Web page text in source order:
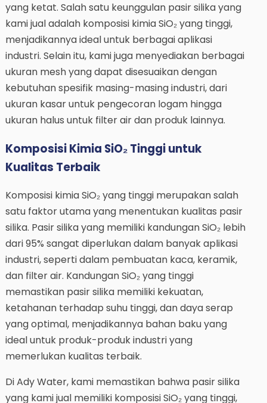
yang ketat. Salah satu keunggulan pasir silika yang
kami jual adalah komposisi kimia SiO₂ yang tinggi,
menjadikannya ideal untuk berbagai aplikasi
industri. Selain itu, kami juga menyediakan berbagai
ukuran mesh yang dapat disesuaikan dengan
kebutuhan spesifik masing-masing industri, dari
ukuran kasar untuk pengecoran logam hingga
ukuran halus untuk filter air dan produk lainnya.
Komposisi Kimia SiO₂ Tinggi untuk
Kualitas Terbaik
Komposisi kimia SiO₂ yang tinggi merupakan salah
satu faktor utama yang menentukan kualitas pasir
silika. Pasir silika yang memiliki kandungan SiO₂ lebih
dari 95% sangat diperlukan dalam banyak aplikasi
industri, seperti dalam pembuatan kaca, keramik,
dan filter air. Kandungan SiO₂ yang tinggi
memastikan pasir silika memiliki kekuatan,
ketahanan terhadap suhu tinggi, dan daya serap
yang optimal, menjadikannya bahan baku yang
ideal untuk produk-produk industri yang
memerlukan kualitas terbaik.
Di Ady Water, kami memastikan bahwa pasir silika
yang kami jual memiliki komposisi SiO₂ yang tinggi,